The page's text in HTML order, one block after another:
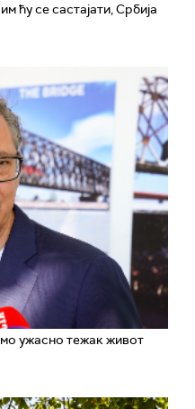
ћу се састајати, Србија
ужасно тежак живот